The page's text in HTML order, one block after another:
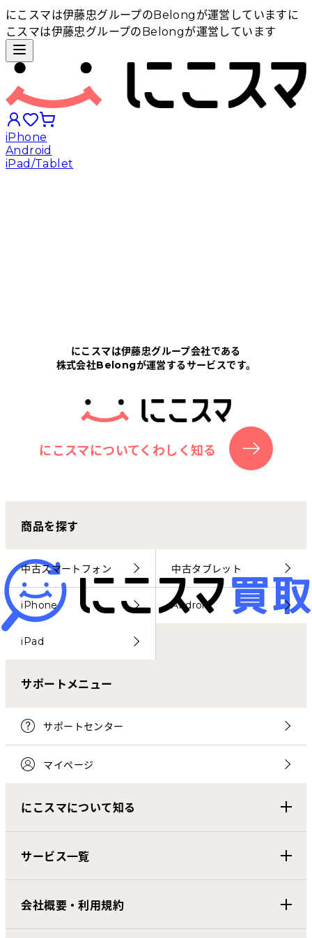
にこスマは伊藤忠グループのBelongが運営しています に
こスマは伊藤忠グループのBelongが運営しています
iPhone
Android
iPad/Tablet
にこスマについて
サポートセンター
お客さまの声
にこスマ通信
マイページ
にこスマは伊藤忠グループ会社である
株式会社Belongが運営するサービスです。
にこスマについてくわしく知る
商品を探す
中古スマートフォン 中古タブレット
iPhone Android
iPad
サポートメニュー
サポートセンター
マイページ
にこスマについて知る
サービス一覧
会社概要・利用規約